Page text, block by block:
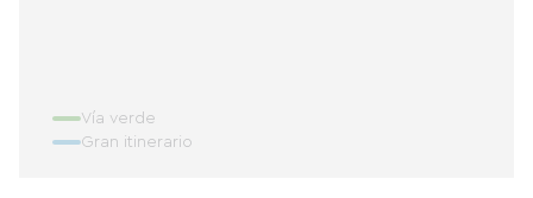
Vía verde
Gran itinerario